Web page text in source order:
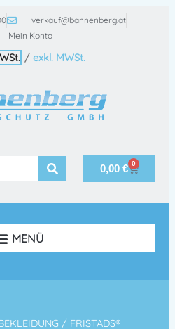
verkauf@bannenberg.at
Mein Konto
/ exkl. MWSt.
0,00 € 0
/ FRISTADS®